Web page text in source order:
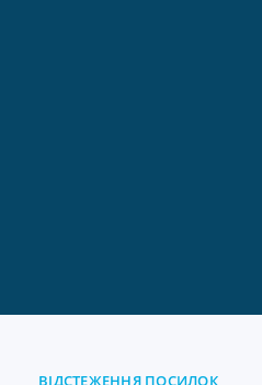
ВІДСТЕЖЕННЯ ПОСИЛОК